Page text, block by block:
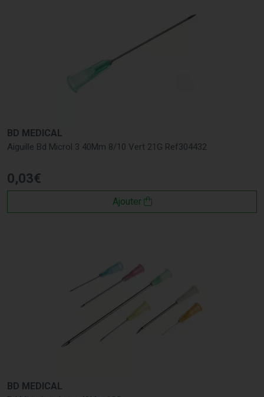
BD MEDICAL
Aiguille Bd Microl 3 40Mm 8/10 Vert 21G Ref304432
0,03€
Ajouter
BD MEDICAL